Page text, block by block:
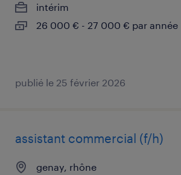
intérim
26 000 € - 27 000 € par année
publié le 25 février 2026
assistant commercial (f/h)
genay, rhône